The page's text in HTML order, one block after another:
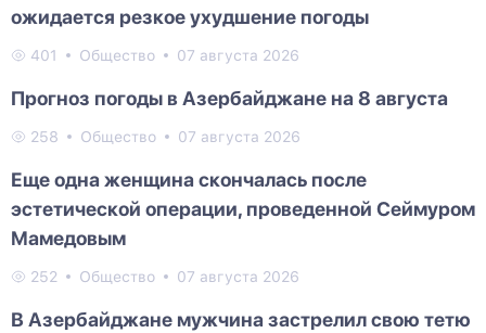
ожидается резкое ухудшение погоды
401 Общество 07 августа 2026
Прогноз погоды в Азербайджане на 8 августа
258 Общество 07 августа 2026
Еще одна женщина скончалась после
эстетической операции, проведенной Сеймуром
Мамедовым
252 Общество 07 августа 2026
В Азербайджане мужчина застрелил свою тетю